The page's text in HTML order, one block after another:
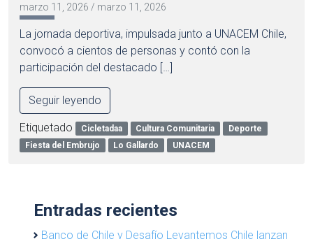
marzo 11, 2026 / marzo 11, 2026
La jornada deportiva, impulsada junto a UNACEM Chile,
convocó a cientos de personas y contó con la
participación del destacado […]
Seguir leyendo
Etiquetado Cicletadaa Cultura Comunitaria
Deporte
Fiesta del Embrujo
Lo Gallardo UNACEM
Entradas recientes
Banco de Chile y Desafío Levantemos Chile lanzan